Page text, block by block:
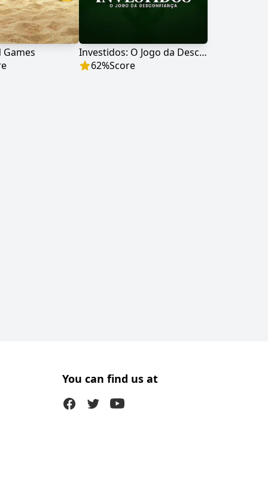
Games
Investidos: O Jogo da Desconfiança
62%Score
You can find us at
FacebookTwitter (X)Youtube